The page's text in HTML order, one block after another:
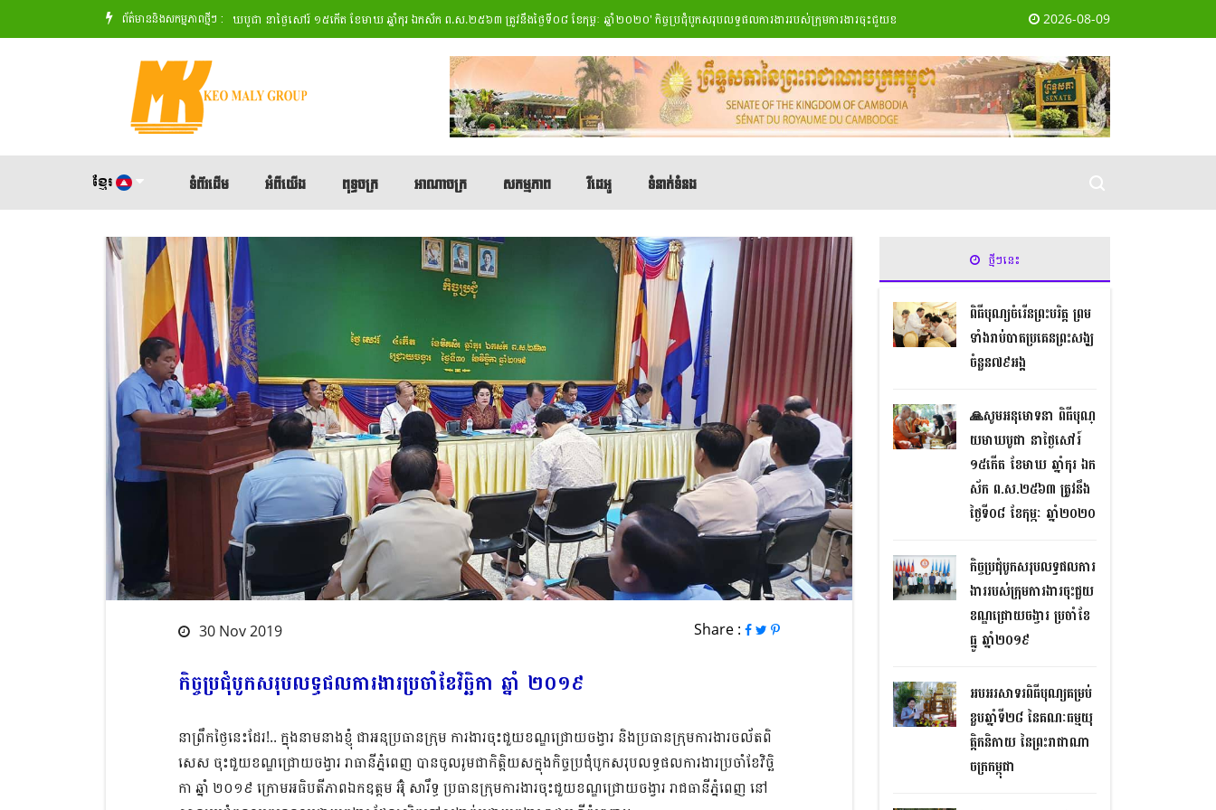
ព័ត៌មាននិងសកម្មភាពថ្មីៗ :
' 🙏សូមអនុមោទនា ពិធីបុណ្យមាឃបូជា នាថ្ងៃសៅរ៍ ១៥កើត ខែមាឃ ឆ្នាំកុរ ឯកស័ក ព.ស.២៥៦៣ ត្រូវនឹងថ្ងៃទី០៨ ខែកុម្ភៈ ឆ្នាំ២០២០' កិច្ចប្រជុំបូកសរុបលទ្ធផលការងាររបស់ក្រុមការងារចុះជួយខណ្ឌជ្រោយចង្វារ ប្រចាំខែធ្នូ ឆ្នាំ២០១៩' អបអរសាទរពិធីបុណ្យគម្រប់ខួបឆ្នាំទី២៨ ន
2026-08-09
ខ្មែរ ទំព័រដើម អំពីយើង ពុទ្ធចក្រ អាណាចក្រ សកម្មភាព វីដេអូ ទំនាក់ទំនង
30 Nov 2019 Share :
កិច្ចប្រជុំបូកសរុបលទ្ធផលការងារប្រចាំខែវិច្ឆិកា ឆ្នាំ ២០១៩
នាព្រឹកថ្ងៃនេះដែរ!.. ក្នុងនាមនាងខ្ញុំ ជាអនុប្រធានក្រុម ការងារចុះជួយខណ្ឌជ្រោយចង្វារ និងប្រធានក្រុមការងារចល័តពិ
សេស ចុះជួយខណ្ឌជ្រោយចង្វារ រាធានីភ្នំពេញ បានចូលរូមជាកិត្តិយសក្នុងកិច្ចប្រជុំបូកសរុបលទ្ធផលការងារប្រចាំខែវិច្ឆិ
កា ឆ្នាំ ២០១៩ ក្រោមអធិបតីភាពឯកឧត្តម អ៊ុំ សារឹទ្ធ ប្រធានក្រុមការងារចុះជួយខណ្ឌជ្រោយចង្វារ រាជធានីភ្នំពេញ​ នៅ
ថ្មីៗនេះ
ពិធីបុណ្យចំរើនព្រះបរិត្ត ព្រម
ទាំងរាប់បាតប្រគេនព្រះសង្ឃ
ចំនួន៧៩អង្គ
🙏សូមអនុមោទនា ពិធីបុណ្
យមាឃបូជា នាថ្ងៃសៅរ៍
១៥កើត ខែមាឃ ឆ្នាំកុរ ឯក
ស័ក ព.ស.២៥៦៣ ត្រូវនឹង
ថ្ងៃទី០៨ ខែកុម្ភៈ ឆ្នាំ២០២០
កិច្ចប្រជុំបូកសរុបលទ្ធផលការ
ងាររបស់ក្រុមការងារចុះជួយ
ខណ្ឌជ្រោយចង្វារ ប្រចាំខែ
ធ្នូ ឆ្នាំ២០១៩
អបអរសាទរពិធីបុណ្យគម្រប់
ខួបឆ្នាំទី២៨ នៃគណៈធម្មយុ
ត្តិកនិកាយ នៃព្រះរាជាណា
ចក្រកម្ពុជា